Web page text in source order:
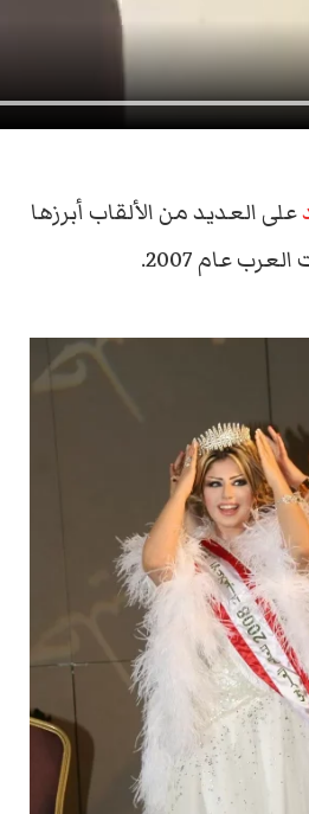
على العديد من الألقاب أبرزها
عام 2007.